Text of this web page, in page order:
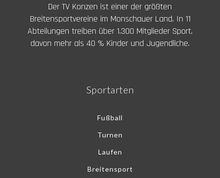
Der TV Konzen ist einer der größten
Breitensportvereine im Monschauer Land. In 11
Abteilungen treiben über 1.300 Mitglieder Sport,
davon mehr als 40 % Kinder und Jugendliche.
Sportarten
Fußball
Turnen
Laufen
Breitensport